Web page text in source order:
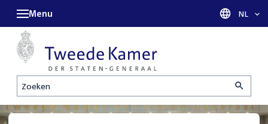
Zoeken
Menu Taal
NL